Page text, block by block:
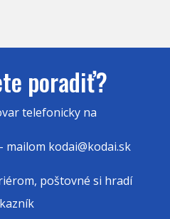
poradiť?
telefonicky na
mailom kodai@kodai.sk
poštovné si hradí